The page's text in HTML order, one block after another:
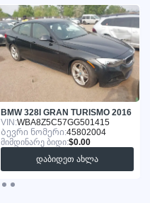
BMW 328I GRAN TURISMO 2016
VIN:WBA8Z5C57GG501415
Ბევრი ნომერი:45802004
მიმდინარე ბიდი:$0.00
დაბიდეთ ახლა